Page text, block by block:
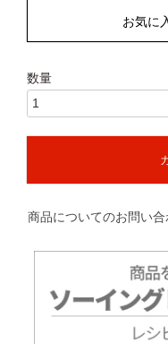
お気に
商品についてのお問い合